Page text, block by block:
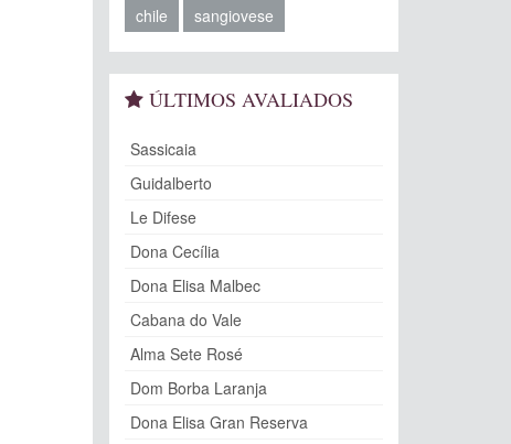
chile
sangiovese
ÚLTIMOS AVALIADOS
Sassicaia
Guidalberto
Le Difese
Dona Cecília
Dona Elisa Malbec
Cabana do Vale
Alma Sete Rosé
Dom Borba Laranja
Dona Elisa Gran Reserva